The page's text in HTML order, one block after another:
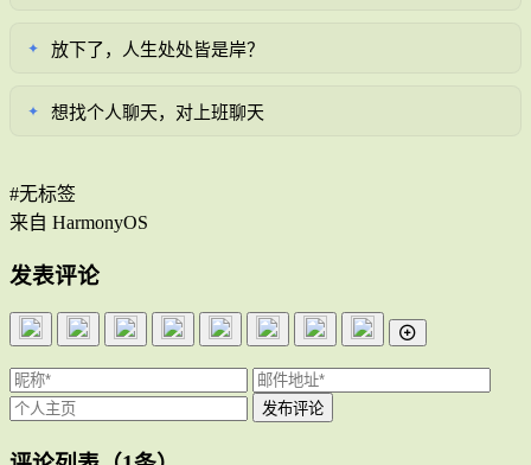
✦ 放下了，人生处处皆是岸？
✦ 想找个人聊天，对上班聊天
#无标签
来自 HarmonyOS
发表评论